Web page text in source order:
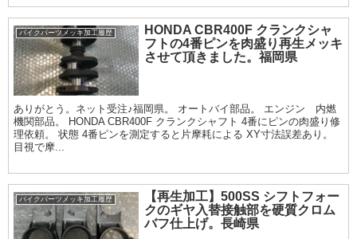
バイクパーツメッキ加工履歴
HONDA CBR400F クランクシャ
フトの4番ピンを肉盛り再生メッキ
させて頂きました。福岡県
ありがとう。ネット受注♪福岡県。 オートバイ部品。 エンジン 内燃
機関部品。 HONDA CBR400F クランクシャフト 4番にピンの肉盛り修
理依頼。 状態 4番ピンを測定すると片摩耗による XY寸法誤差あり。
目視で摩...
バイクパーツメッキ加工履歴
【再生加工】500SS シフトフォー
クのギヤ入替接触部を硬質クロム
バフ仕上げ。長崎県